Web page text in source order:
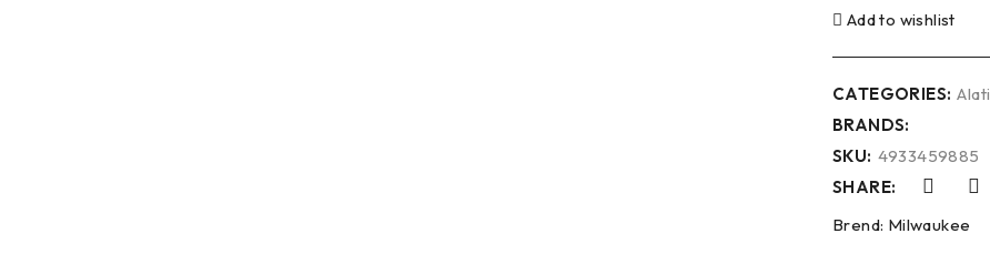
Add to wishlist
CATEGORIES: Alati
BRANDS:
SKU: 4933459885
SHARE:
Brend: Milwaukee